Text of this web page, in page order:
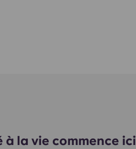
à la vie commence ici